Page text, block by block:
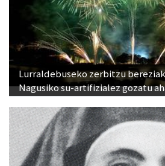
Lurraldebuseko zerbitzu
Nagusiko su-artifizialez gozatu